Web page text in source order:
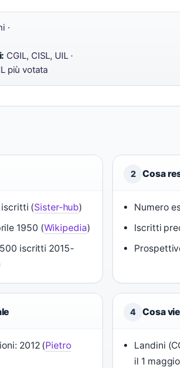
·
CGIL, CISL, UIL ·
più votata
iscritti (Sister-hub)
1950 (Wikipedia)
iscritti 2015-
2 Cosa
Numero
Iscritti
2012 (Pietro
4 Cosa
Landini
il 1